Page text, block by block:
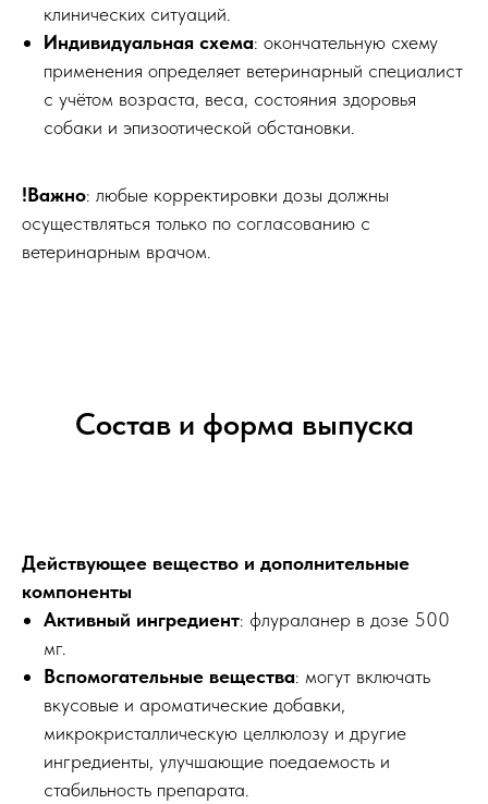
клинических ситуаций.
Индивидуальная схема: окончательную схему
применения определяет ветеринарный специалист
с учётом возраста, веса, состояния здоровья
собаки и эпизоотической обстановки.
!Важно: любые корректировки дозы должны
осуществляться только по согласованию с
ветеринарным врачом.
Состав и форма выпуска
Действующее вещество и дополнительные
компоненты
Активный ингредиент: флураланер в дозе 500
мг.
Вспомогательные вещества: могут включать
вкусовые и ароматические добавки,
микрокристаллическую целлюлозу и другие
ингредиенты, улучшающие поедаемость и
стабильность препарата.